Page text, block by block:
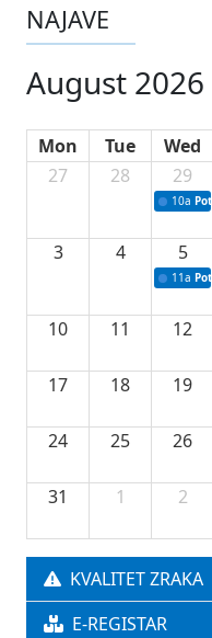
NAJAVE
August 2026
Mon Tue Wed
27
28 29
10a
3 4 5
11a
10 11 12
17 18 19
24 25 26
31 1 2
KVALITET ZRAKA
E-REGISTAR